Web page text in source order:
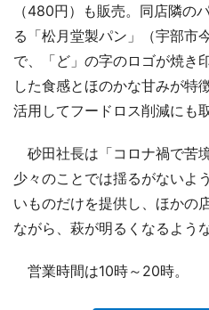
（480円）も販売。同店隣の
る「松月堂製パン」（宇部市
で、「ど」の字のロゴが焼き
した食感とほのかな甘みが特
活用してフードロス削減にも
砂田社長は「コロナ禍で苦
少々のことでは揺るがないよ
いものだけを提供し、ほかの
ながら、萩が明るくなるよう
営業時間は10時～20時。